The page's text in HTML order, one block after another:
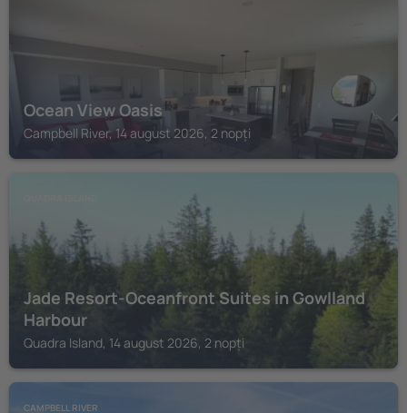
Ocean View Oasis
Campbell River, 14 august 2026, 2 nopți
Jade Resort-Oceanfront Suites in Gowlland
Harbour
Quadra Island, 14 august 2026, 2 nopți
CAMPBELL RIVER